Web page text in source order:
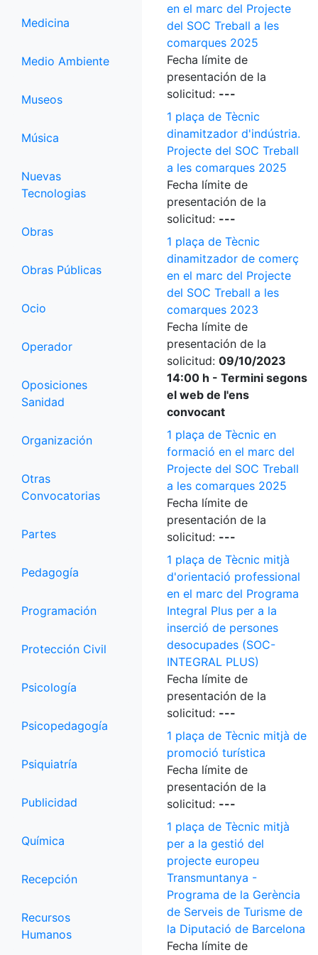
Medicina
Medio Ambiente
Museos
Música
Nuevas
Tecnologias
Obras
Obras Públicas
Ocio
Operador
Oposiciones
Sanidad
Organización
Otras
Convocatorias
Partes
Pedagogía
Programación
Protección Civil
Psicología
Psicopedagogía
Psiquiatría
Publicidad
Química
Recepción
Recursos
Humanos
en el marc del Projecte
del SOC Treball a les
comarques 2025
Fecha límite de
presentación de la
solicitud: ---
1 plaça de Tècnic
dinamitzador d'indústria.
Projecte del SOC Treball
a les comarques 2025
Fecha límite de
presentación de la
solicitud: ---
1 plaça de Tècnic
dinamitzador de comerç
en el marc del Projecte
del SOC Treball a les
comarques 2023
Fecha límite de
presentación de la
solicitud: 09/10/2023
14:00 h - Termini segons
el web de l'ens
convocant
1 plaça de Tècnic en
formació en el marc del
Projecte del SOC Treball
a les comarques 2025
Fecha límite de
presentación de la
solicitud: ---
1 plaça de Tècnic mitjà
d'orientació professional
en el marc del Programa
Integral Plus per a la
inserció de persones
desocupades (SOC-
INTEGRAL PLUS)
Fecha límite de
presentación de la
solicitud: ---
1 plaça de Tècnic mitjà de
promoció turística
Fecha límite de
presentación de la
solicitud: ---
1 plaça de Tècnic mitjà
per a la gestió del
projecte europeu
Transmuntanya -
Programa de la Gerència
de Serveis de Turisme de
la Diputació de Barcelona
Fecha límite de